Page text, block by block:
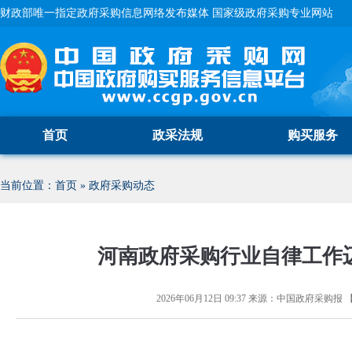
财政部唯一指定政府采购信息网络发布媒体 国家级政府采购专业网站
首页 政采法规 购买服务
当前位置： 首页 » 政府采购动态
河南政府采购行业自律工作
2026年06月12日 09:37来源： 中国政府采购报